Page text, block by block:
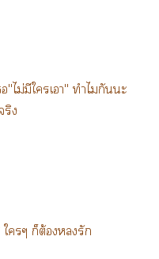
ไม่มีใเา" ทำไมกันะ
ง
ๆ ก็ต้องรัก